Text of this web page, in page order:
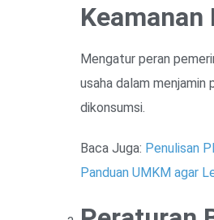
Keamanan
Mengatur peran
usaha dalam menjamin
dikonsumsi.
Baca Juga: Penulisan
Panduan UMKM agar